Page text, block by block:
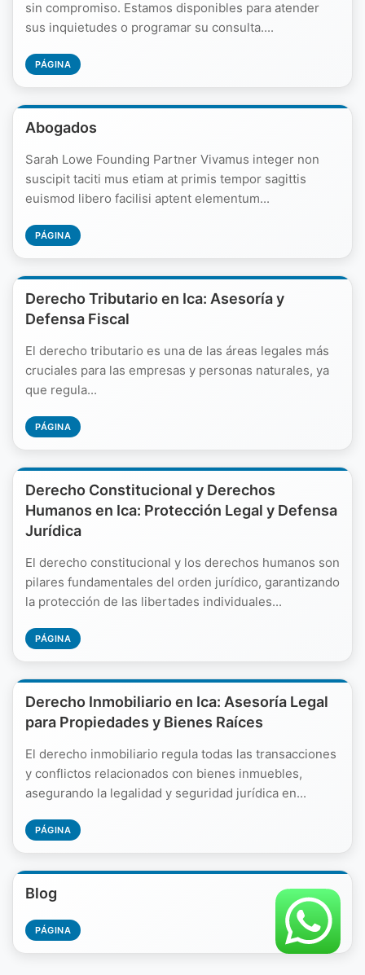
sin compromiso. Estamos disponibles para atender
sus inquietudes o programar su consulta....
PÁGINA
Abogados
Sarah Lowe Founding Partner Vivamus integer non
suscipit taciti mus etiam at primis tempor sagittis
euismod libero facilisi aptent elementum...
PÁGINA
Derecho Tributario en Ica: Asesoría y
Defensa Fiscal
El derecho tributario es una de las áreas legales más
cruciales para las empresas y personas naturales, ya
que regula...
PÁGINA
Derecho Constitucional y Derechos
Humanos en Ica: Protección Legal y Defensa
Jurídica
El derecho constitucional y los derechos humanos son
pilares fundamentales del orden jurídico, garantizando
la protección de las libertades individuales...
PÁGINA
Derecho Inmobiliario en Ica: Asesoría Legal
para Propiedades y Bienes Raíces
El derecho inmobiliario regula todas las transacciones
y conflictos relacionados con bienes inmuebles,
asegurando la legalidad y seguridad jurídica en...
PÁGINA
Blog
PÁGINA